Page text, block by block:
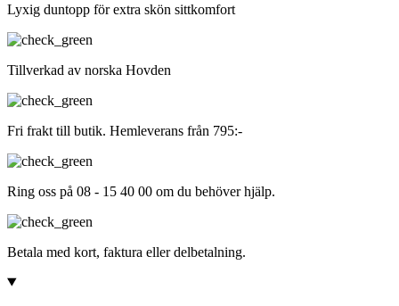
Lyxig duntopp för extra skön sittkomfort
Tillverkad av norska Hovden
Fri frakt till butik. Hemleverans från 795:-
Ring oss på 08 - 15 40 00 om du behöver hjälp.
Betala med kort, faktura eller delbetalning.